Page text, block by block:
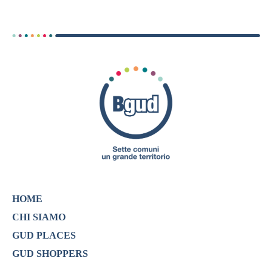
HOME
CHI SIAMO
GUD PLACES
GUD SHOPPERS